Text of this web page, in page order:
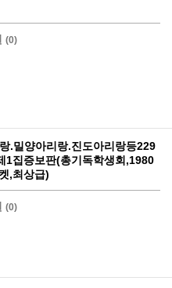
(0)
.밀양아리랑.진도아리랑등229
1집증보판(총기독학생회,1980
,최상급)
(0)